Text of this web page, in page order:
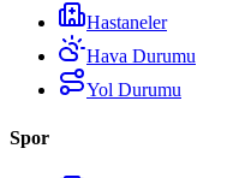
Hastaneler
Hava Durumu
Yol Durumu
Spor